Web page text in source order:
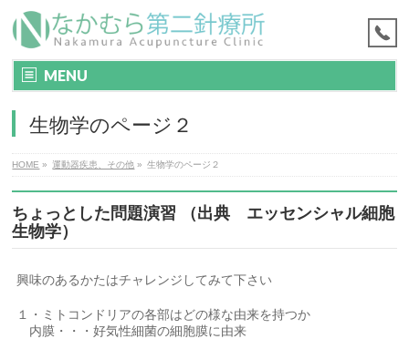
MENU
生物学のページ２
HOME » 運動器疾患、その他 » 生物学のページ２
ちょっとした問題演習 （出典 エッセンシャル細胞
生物学）
興味のあるかたはチャレンジしてみて下さい
１・ミトコンドリアの各部はどの様な由来を持つか
内膜・・・好気性細菌の細胞膜に由来